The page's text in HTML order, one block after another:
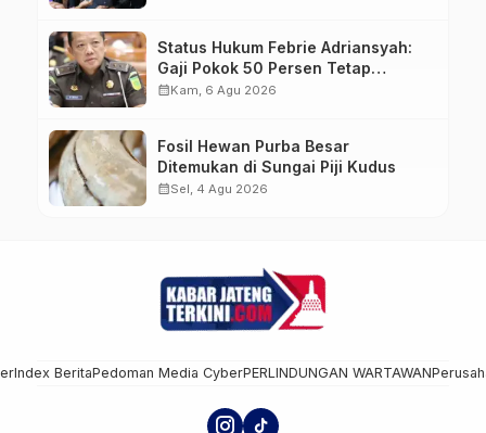
Status Hukum Febrie Adriansyah:
Gaji Pokok 50 Persen Tetap
Mengalir, Tunjangan Disetop
calendar_monthKam, 6 Agu 2026
Fosil Hewan Purba Besar
Ditemukan di Sungai Piji Kudus
calendar_monthSel, 4 Agu 2026
Index BeritaPedoman Media CyberPERLINDUNGAN WARTAWAN